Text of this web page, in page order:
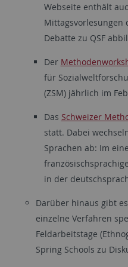
Webseite enthält
Mittagsvorlesungen
Debatte zu QSF
Der
für
(ZSM) jährlich im
Das Schweizer
statt. Dabei
Sprachen ab: Im
in der
Darüber hinaus gibt
einzelne Verfahren
Feldarbeitstage
Spring Schools zu